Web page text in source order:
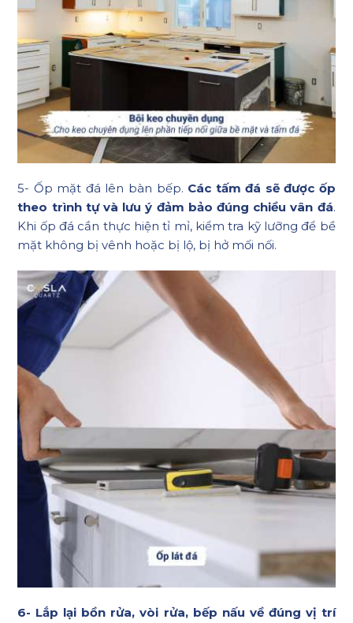
5- Ốp mặt đá lên bàn bếp. Các tấm đá sẽ được ốp
theo trình tự và lưu ý đảm bảo đúng chiều vân đá.
Khi ốp đá cần thực hiện tỉ mỉ, kiểm tra kỹ lưỡng để bề
mặt không bị vênh hoặc bị lộ, bị hở mối nối.
6- Lắp lại bồn rửa, vòi rửa, bếp nấu về đúng vị trí